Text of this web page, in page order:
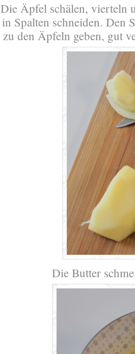
Die Äpfel schälen, vierteln
in Spalten schneiden. Den
zu den Äpfeln geben, gut
Die Butter